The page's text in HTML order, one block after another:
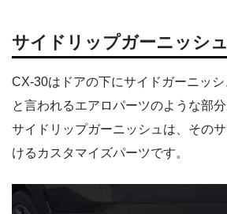
サイドリップガーニッシ
CX-30はドアの下にサイドガーニッシ
と言われるエアロパーツのような部分
サイドリップガーニッシュは、その
けるカスタマイズパーツです。